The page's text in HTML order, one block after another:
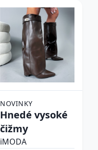
NOVINKY
Hnedé vysoké
čižmy
iMODA